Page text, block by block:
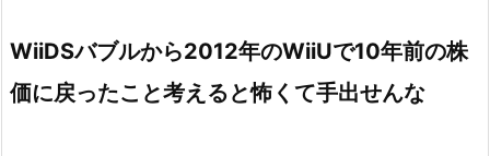
WiiDSバブルから2012年のWiiUで10年前の株
価に戻ったこと考えると怖くて手出せんな